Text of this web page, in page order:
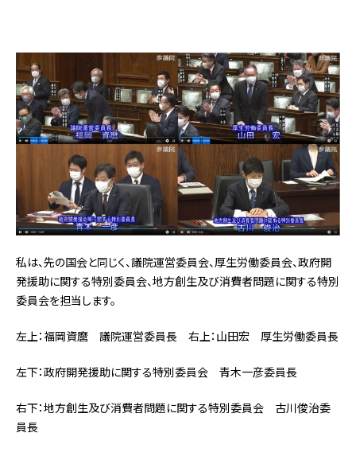
私は、先の国会と同じく、議院運営委員会、厚生労働委員会、政府開
発援助に関する特別委員会、地方創生及び消費者問題に関する特別
委員会を担当します。
左上：福岡資麿 議院運営委員長 右上：山田宏 厚生労働委員長
左下：政府開発援助に関する特別委員会 青木一彦委員長
右下：地方創生及び消費者問題に関する特別委員会 古川俊治委
員長